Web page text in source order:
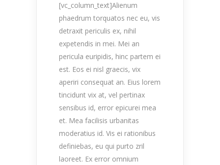
[vc_column_text]Alienum
phaedrum torquatos nec eu, vis
detraxit periculis ex, nihil
expetendis in mei. Mei an
pericula euripidis, hinc partem ei
est. Eos ei nisl graecis, vix
aperiri consequat an. Eius lorem
tincidunt vix at, vel pertinax
sensibus id, error epicurei mea
et. Mea facilisis urbanitas
moderatius id. Vis ei rationibus
definiebas, eu qui purto zril
laoreet. Ex error omnium